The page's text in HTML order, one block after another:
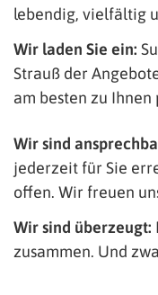
lebendig, vielfältig
Wir laden Sie ein:
Strauß der
am besten zu Ihnen
Wir sind
jederzeit für Sie
offen. Wir freuen
Wir sind überzeugt:
zusammen. Und